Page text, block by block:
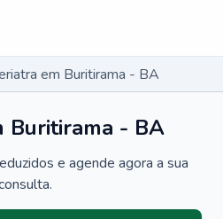
em Buritirama - BA
Buritirama - BA
e agende agora a sua